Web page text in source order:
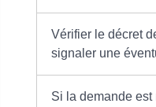
Vérifier le décret
signaler une
Si la demande est